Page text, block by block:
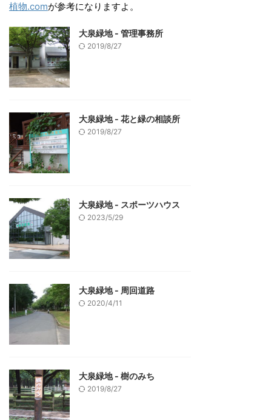
植物.comが参考になりますよ。
大泉緑地 - 管理事務所
2019/8/27
大泉緑地 - 花と緑の相談所
2019/8/27
大泉緑地 - スポーツハウス
2023/5/29
大泉緑地 - 周回道路
2020/4/11
大泉緑地 - 樹のみち
2019/8/27